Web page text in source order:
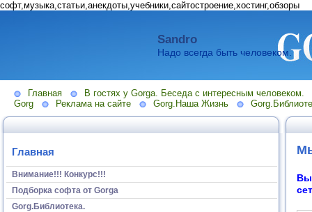
софт,музыка,статьи,анекдоты,учебники,сайтостроение,хостинг,обзоры
Sandro
Надо всегда быть человеком.
Главная
В гостях у Gorga. Беседа с интересным человеком.
Gorg
Реклама на сайте Gorg.Наша Жизнь
Главная
Внимание!!! Конкурс!!!
Подборка софта от Gorga
Gorg.Библиотека.